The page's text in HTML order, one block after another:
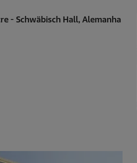
- Schwäbisch Hall, Alemanha